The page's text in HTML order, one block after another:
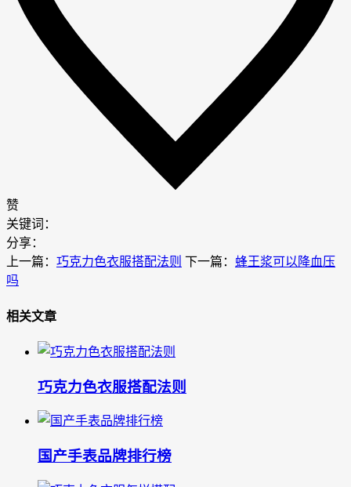
赞
关键词：
分享：
上一篇： 巧克力色衣服搭配法则 下一篇： 蜂王浆可以降血压
吗
相关文章
巧克力色衣服搭配法则
国产手表品牌排行榜